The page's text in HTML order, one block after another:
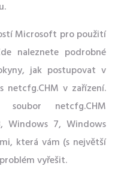
Microsoft pro použití
naleznete podrobné
jak postupovat v
netcfg.CHM v zařízení.
netcfg.CHM
Windows 7, Windows
která vám (s největší
vyřešit.